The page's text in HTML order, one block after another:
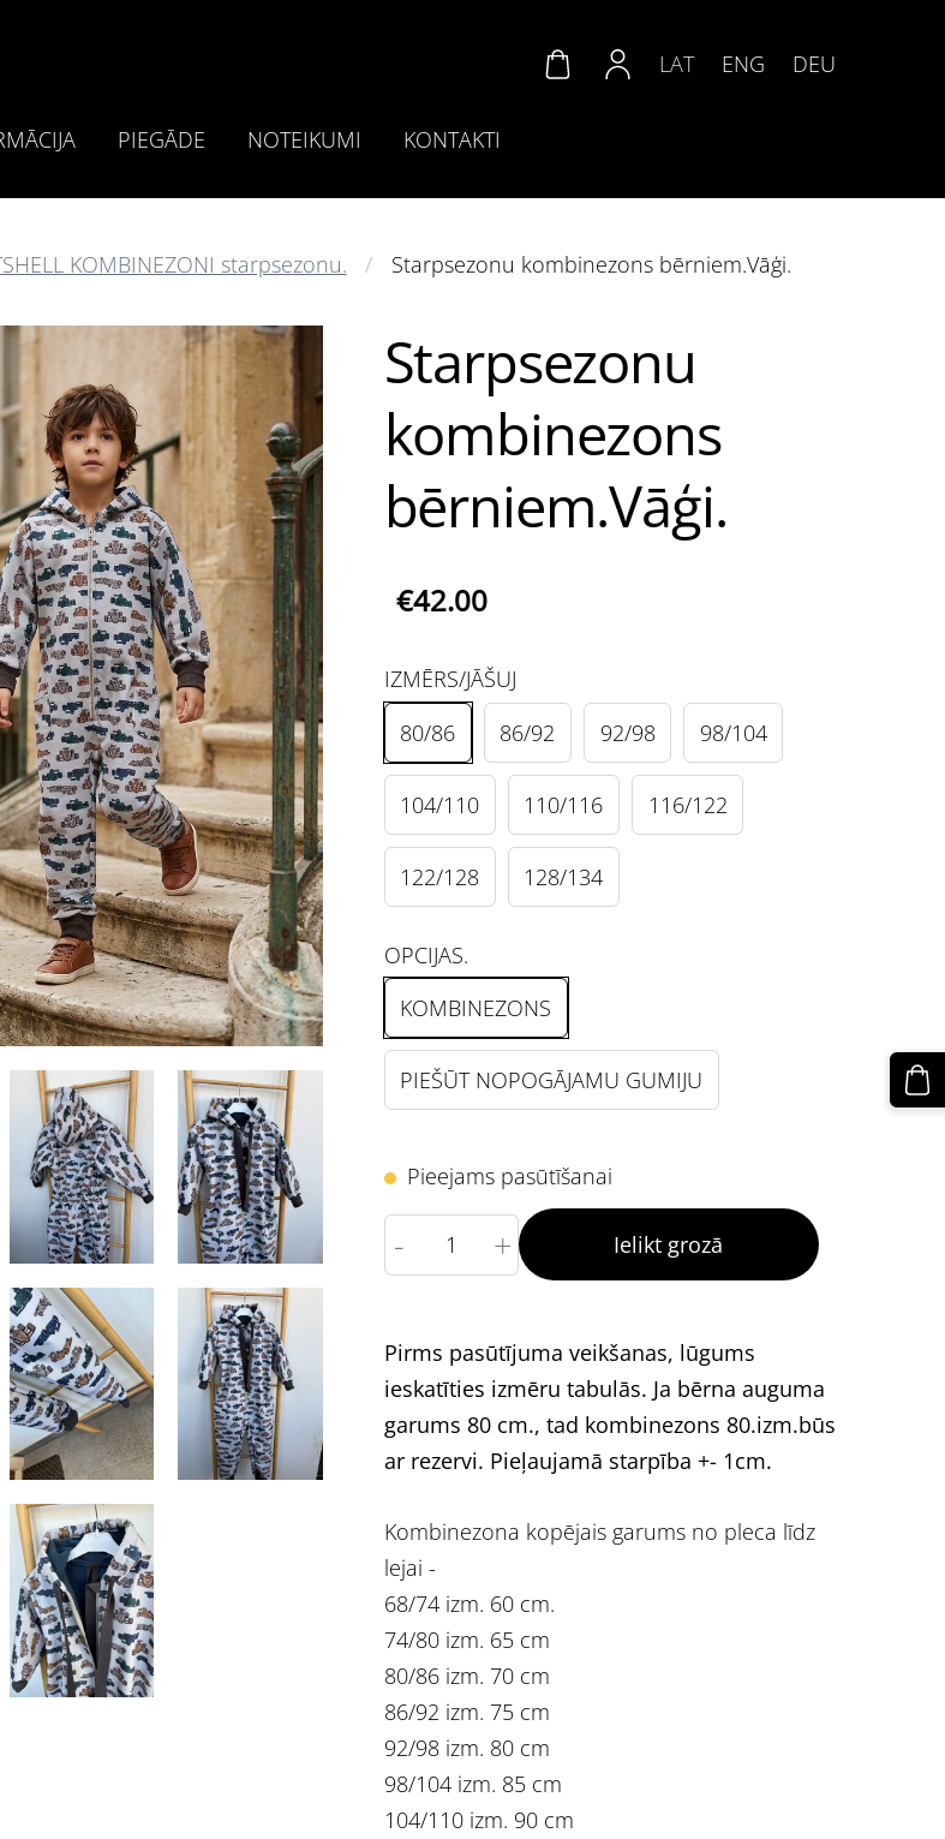
PIEGĀDE NOTEIKUMI KONTAKTI
LAT ENG DEU
KOMBINEZONI starpsezonu. Starpsezonu kombinezons bērniem.Vāģi.
Starpsezonu
kombinezons
bērniem.Vāģi.
€42.00
IZMĒRS/JĀŠUJ
80/86
86/92 92/98 98/104
104/110 110/116 116/122
122/128 128/134
OPCIJAS.
KOMBINEZONS
PIEŠŪT NOPOGĀJAMU GUMIJU
Pieejams pasūtīšanai
- + Ielikt grozā
Pirms pasūtījuma veikšanas, lūgums
ieskatīties izmēru tabulās. Ja bērna auguma
garums 80 cm., tad kombinezons 80.izm.būs
ar rezervi. Pieļaujamā starpība +- 1cm.
Kombinezona kopējais garums no pleca līdz
lejai -
68/74 izm. 60 cm.
74/80 izm. 65 cm
80/86 izm. 70 cm
86/92 izm. 75 cm
92/98 izm. 80 cm
98/104 izm. 85 cm
104/110 izm. 90 cm